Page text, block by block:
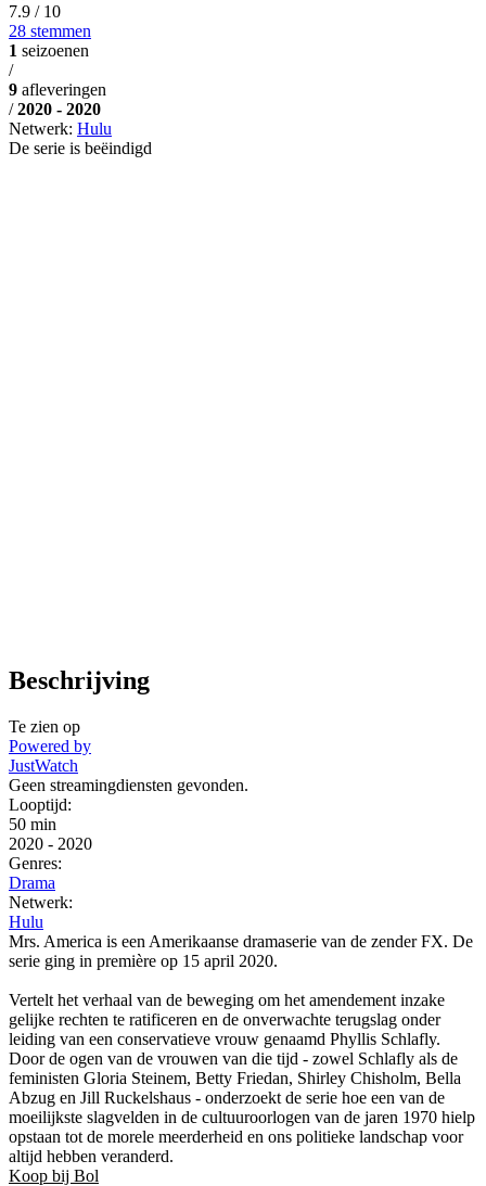
7.9 / 10
28 stemmen
1 seizoenen
/
9 afleveringen
/ 2020 - 2020
Netwerk: Hulu
De serie is beëindigd
Beschrijving
Te zien op
Powered by
JustWatch
Geen streamingdiensten gevonden.
Looptijd:
50 min
2020 - 2020
Genres:
Drama
Netwerk:
Hulu
Mrs. America is een Amerikaanse dramaserie van de zender FX. De
serie ging in première op 15 april 2020.
Vertelt het verhaal van de beweging om het amendement inzake
gelijke rechten te ratificeren en de onverwachte terugslag onder
leiding van een conservatieve vrouw genaamd Phyllis Schlafly.
Door de ogen van de vrouwen van die tijd - zowel Schlafly als de
feministen Gloria Steinem, Betty Friedan, Shirley Chisholm, Bella
Abzug en Jill Ruckelshaus - onderzoekt de serie hoe een van de
moeilijkste slagvelden in de cultuuroorlogen van de jaren 1970 hielp
opstaan ​​tot de morele meerderheid en ons politieke landschap voor
altijd hebben veranderd.
Koop bij Bol